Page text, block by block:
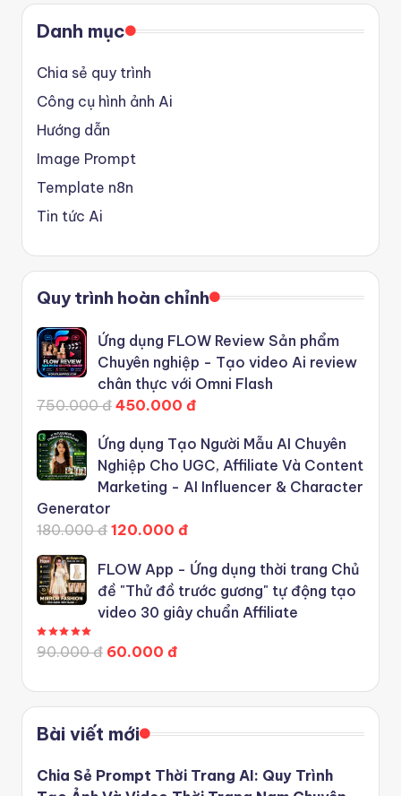
Danh mục
Chia sẻ quy trình
Công cụ hình ảnh Ai
Hướng dẫn
Image Prompt
Template n8n
Tin tức Ai
Quy trình hoàn chỉnh
Ứng dụng FLOW Review Sản phẩm
Chuyên nghiệp - Tạo video Ai review
chân thực với Omni Flash
750.000 đ 450.000 đ
Ứng dụng Tạo Người Mẫu AI Chuyên
Nghiệp Cho UGC, Affiliate Và Content
Marketing - AI Influencer & Character
Generator
180.000 đ 120.000 đ
FLOW App - Ứng dụng thời trang Chủ
đề "Thử đồ trước gương" tự động tạo
video 30 giây chuẩn Affiliate
90.000 đ 60.000 đ
Bài viết mới
Chia Sẻ Prompt Thời Trang AI: Quy Trình